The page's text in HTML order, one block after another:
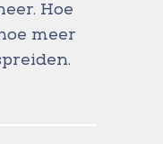
Hoe
meer